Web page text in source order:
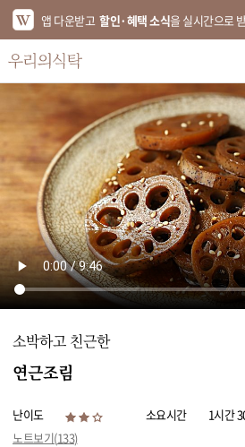
앱 다운받고 할인·혜택 소식을 실시간으로
스토어 홈
에디터 추천
한정특가
베스트
신상품
기획전
소박하고 친근한
연근조림
난이도 소요시간
1시간
노트보기(133)